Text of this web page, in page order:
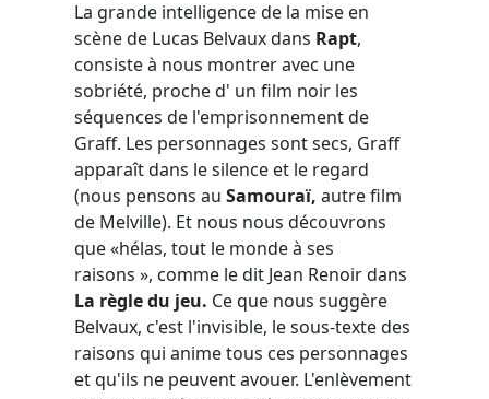
La grande intelligence de la mise en
scène de Lucas Belvaux dans Rapt,
consiste à nous montrer avec une
sobriété, proche d' un film noir les
séquences de l'emprisonnement de
Graff. Les personnages sont secs, Graff
apparaît dans le silence et le regard
(nous pensons au Samouraï, autre film
de Melville). Et nous nous découvrons
que «hélas, tout le monde à ses
raisons », comme le dit Jean Renoir dans
La règle du jeu. Ceque nous suggère
Belvaux, c'est l'invisible, le sous-texte des
raisons qui anime tous ces personnages
et qu'ils ne peuvent avouer. L'enlèvement